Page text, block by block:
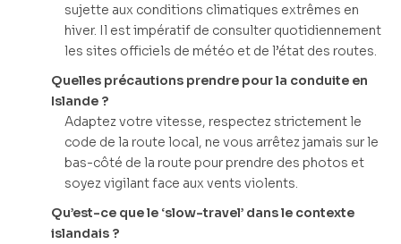
sujette aux conditions climatiques extrêmes en
hiver. Il est impératif de consulter quotidiennement
les sites officiels de météo et de l’état des routes.
Quelles précautions prendre pour la conduite en
Islande ?
Adaptez votre vitesse, respectez strictement le
code de la route local, ne vous arrêtez jamais sur le
bas-côté de la route pour prendre des photos et
soyez vigilant face aux vents violents.
Qu’est-ce que le ‘slow-travel’ dans le contexte
islandais ?